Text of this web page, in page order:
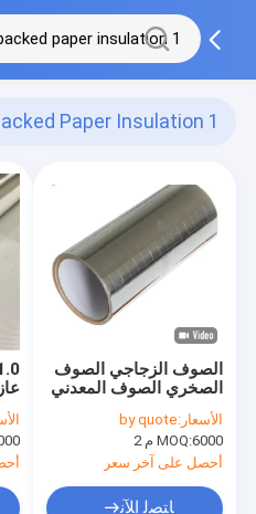
1 0m Foil Backed Paper Insulation
الصوف الزجاجي الصوف
الصخري الصوف المعدني
م 1.2 م 1.25 م 1.30 مالأسعار:by quote
MOQ:6000 م 2
أحصل على آخر سعر
ﺎﺘﺼﻟ ﺍﻶﻧ